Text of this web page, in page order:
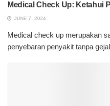
Medical Check Up: Ketahui
JUNE 7, 2024
Medical check up merupakan
penyebaran penyakit tanpa